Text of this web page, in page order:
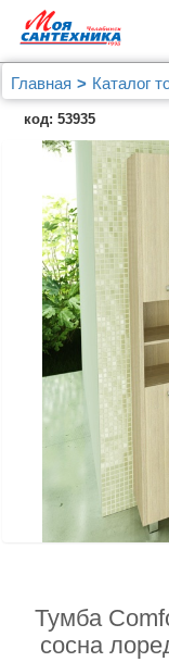
Главная Каталог
Мебель 60 - 79
Тумба Comforty
с раковиной
код: 53935
Тумба
сосна